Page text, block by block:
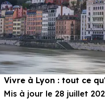
Vivre à Lyon : tout ce
Mis à jour le 28 juillet